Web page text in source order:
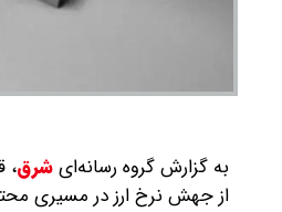
به گزارش گروه رسانه‌ایشرق،
از جهش نرخ ارز در مسیری